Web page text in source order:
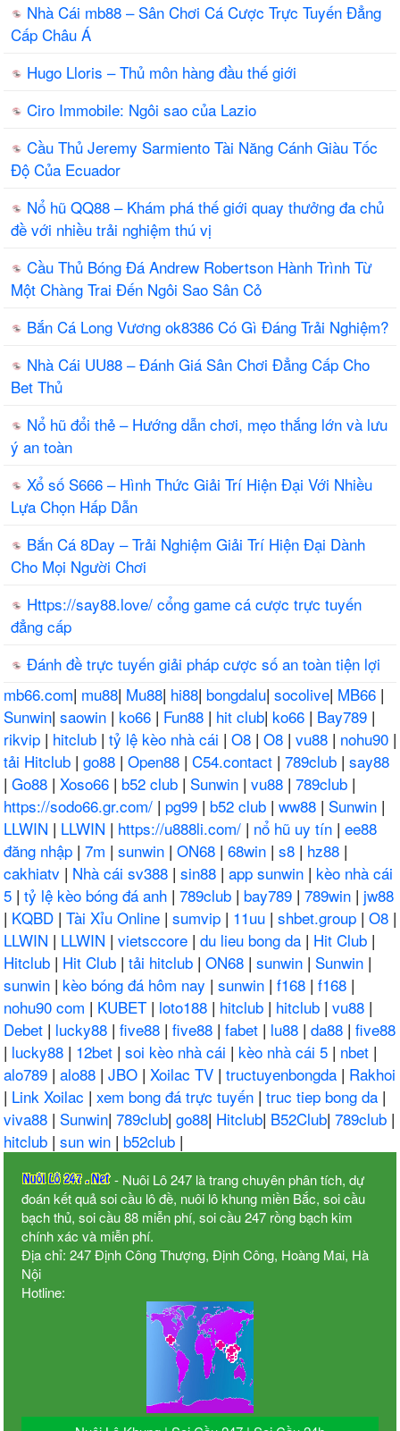
Nhà Cái mb88 – Sân Chơi Cá Cược Trực Tuyến Đẳng
Cấp Châu Á
Hugo Lloris – Thủ môn hàng đầu thế giới
Ciro Immobile: Ngôi sao của Lazio
Cầu Thủ Jeremy Sarmiento Tài Năng Cánh Giàu Tốc
Độ Của Ecuador
Nổ hũ QQ88 – Khám phá thế giới quay thưởng đa chủ
đề với nhiều trải nghiệm thú vị
Cầu Thủ Bóng Đá Andrew Robertson Hành Trình Từ
Một Chàng Trai Đến Ngôi Sao Sân Cỏ
Bắn Cá Long Vương ok8386 Có Gì Đáng Trải Nghiệm?
Nhà Cái UU88 – Đánh Giá Sân Chơi Đẳng Cấp Cho
Bet Thủ
Nổ hũ đổi thẻ – Hướng dẫn chơi, mẹo thắng lớn và lưu
ý an toàn
Xổ số S666 – Hình Thức Giải Trí Hiện Đại Với Nhiều
Lựa Chọn Hấp Dẫn
Bắn Cá 8Day – Trải Nghiệm Giải Trí Hiện Đại Dành
Cho Mọi Người Chơi
Https://say88.love/ cổng game cá cược trực tuyến
đẳng cấp
Đánh đề trực tuyến giải pháp cược số an toàn tiện lợi
mb66.com| mu88| Mu88| hi88| bongdalu| socolive| MB66 |
Sunwin| saowin | ko66 | Fun88 | hit club| ko66 | Bay789 |
rikvip | hitclub | tỷ lệ kèo nhà cái | O8 | O8 | vu88 | nohu90 |
tải Hitclub | go88 | Open88 | C54.contact | 789club | say88
| Go88 | Xoso66 | b52 club | Sunwin | vu88 | 789club |
https://sodo66.gr.com/ | pg99 | b52 club | ww88 | Sunwin |
LLWIN | LLWIN | https://u888li.com/ | nổ hũ uy tín | ee88
đăng nhập | 7m | sunwin | ON68 | 68win | s8 | hz88 |
cakhiatv | Nhà cái sv388 | sin88 | app sunwin | kèo nhà cái
5 | tỷ lệ kèo bóng đá anh | 789club | bay789 | 789win | jw88
| KQBD | Tài Xỉu Online | sumvip | 11uu | shbet.group | O8 |
LLWIN | LLWIN | vietsccore | du lieu bong da | Hit Club |
Hitclub | Hit Club | tải hitclub | ON68 | sunwin | Sunwin |
sunwin | kèo bóng đá hôm nay | sunwin | f168 | f168 |
nohu90 com | KUBET | loto188 | hitclub | hitclub | vu88 |
Debet | lucky88 | five88 | five88 | fabet | lu88 | da88 | five88
| lucky88 | 12bet | soi kèo nhà cái | kèo nhà cái 5 | nbet |
alo789 | alo88 | JBO | Xoilac TV | tructuyenbongda | Rakhoi
| Link Xoilac | xem bong đá trực tuyến | truc tiep bong da |
viva88 | Sunwin| 789club| go88| Hitclub| B52Club| 789club |
hitclub | sun win | b52club |
- Nuôi Lô 247 là trang chuyên phân tích, dự
đoán kết quả soi cầu lô đề, nuôi lô khung miền Bắc, soi cầu
bạch thủ, soi cầu 88 miễn phí, soi cầu 247 rồng bạch kim
chính xác và miễn phí.
Địa chỉ: 247 Định Công Thượng, Định Công, Hoàng Mai, Hà
Nội
Hotline: